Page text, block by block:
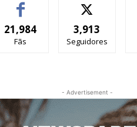
21,984
Fãs
3,913
Seguidores
- Advertisement -